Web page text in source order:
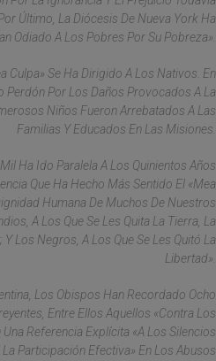
Último, La Diócesis De Nueva York Ha
Odiado A Los Pobres Por Su Pobreza».
Culpa» Se Ha Dirigido A Los Nativos. En
Perdón Por Los Daños Provocados A La
Niños Fueron Arrebatados A Las
Familias Y Educados En Las Misiones.
Ha Ido Paralela A Los Quinientos Años
Que Ha Hecho Más Sentido El «mea
Humana De Muchos De Nuestros
A Los Que Se Les Quita La Tierra, La
Los Negros, A Los Que Se Les Quitó La
Libertad».
Los Obispos Han Recordado Ocho
Entre Ellos Aquellos «contra Los
Referencia Explícita «a Los Silencios
Participación Efectiva» En Los Abusos